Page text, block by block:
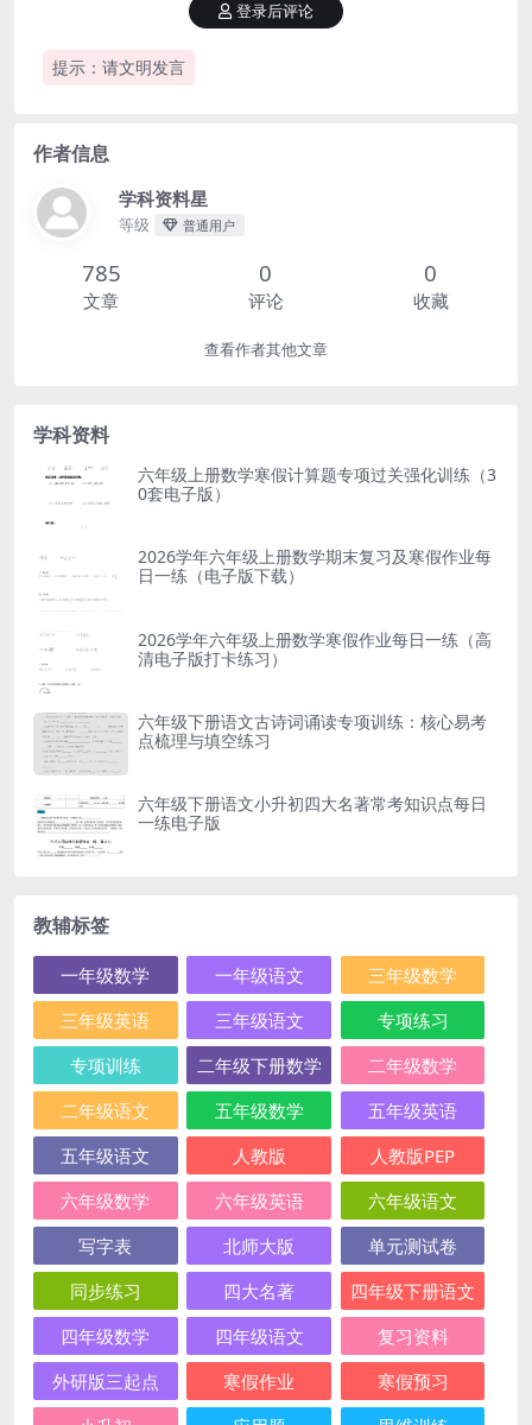
提示：请文明发言
登录后评论
作者信息
学科资料星
等级 普通用户
785
文章
0
评论
0
收藏
查看作者其他文章
学科资料
六年级上册数学寒假计算题专项过关强化训练（3
0套电子版）
2026学年六年级上册数学期末复习及寒假作业每
日一练（电子版下载）
2026学年六年级上册数学寒假作业每日一练（高
清电子版打卡练习）
六年级下册语文古诗词诵读专项训练：核心易考
点梳理与填空练习
六年级下册语文小升初四大名著常考知识点每日
一练电子版
教辅标签
一年级数学 一年级语文
三年级数学
三年级英语
三年级语文
专项练习
专项训练
二年级下册数学
二年级数学
二年级语文
五年级数学
五年级英语
五年级语文
人教版
人教版PEP
六年级数学
六年级英语
六年级语文
写字表
北师大版
单元测试卷
同步练习
四大名著
四年级下册语文
四年级数学
四年级语文
复习资料
外研版三起点
寒假作业
寒假预习